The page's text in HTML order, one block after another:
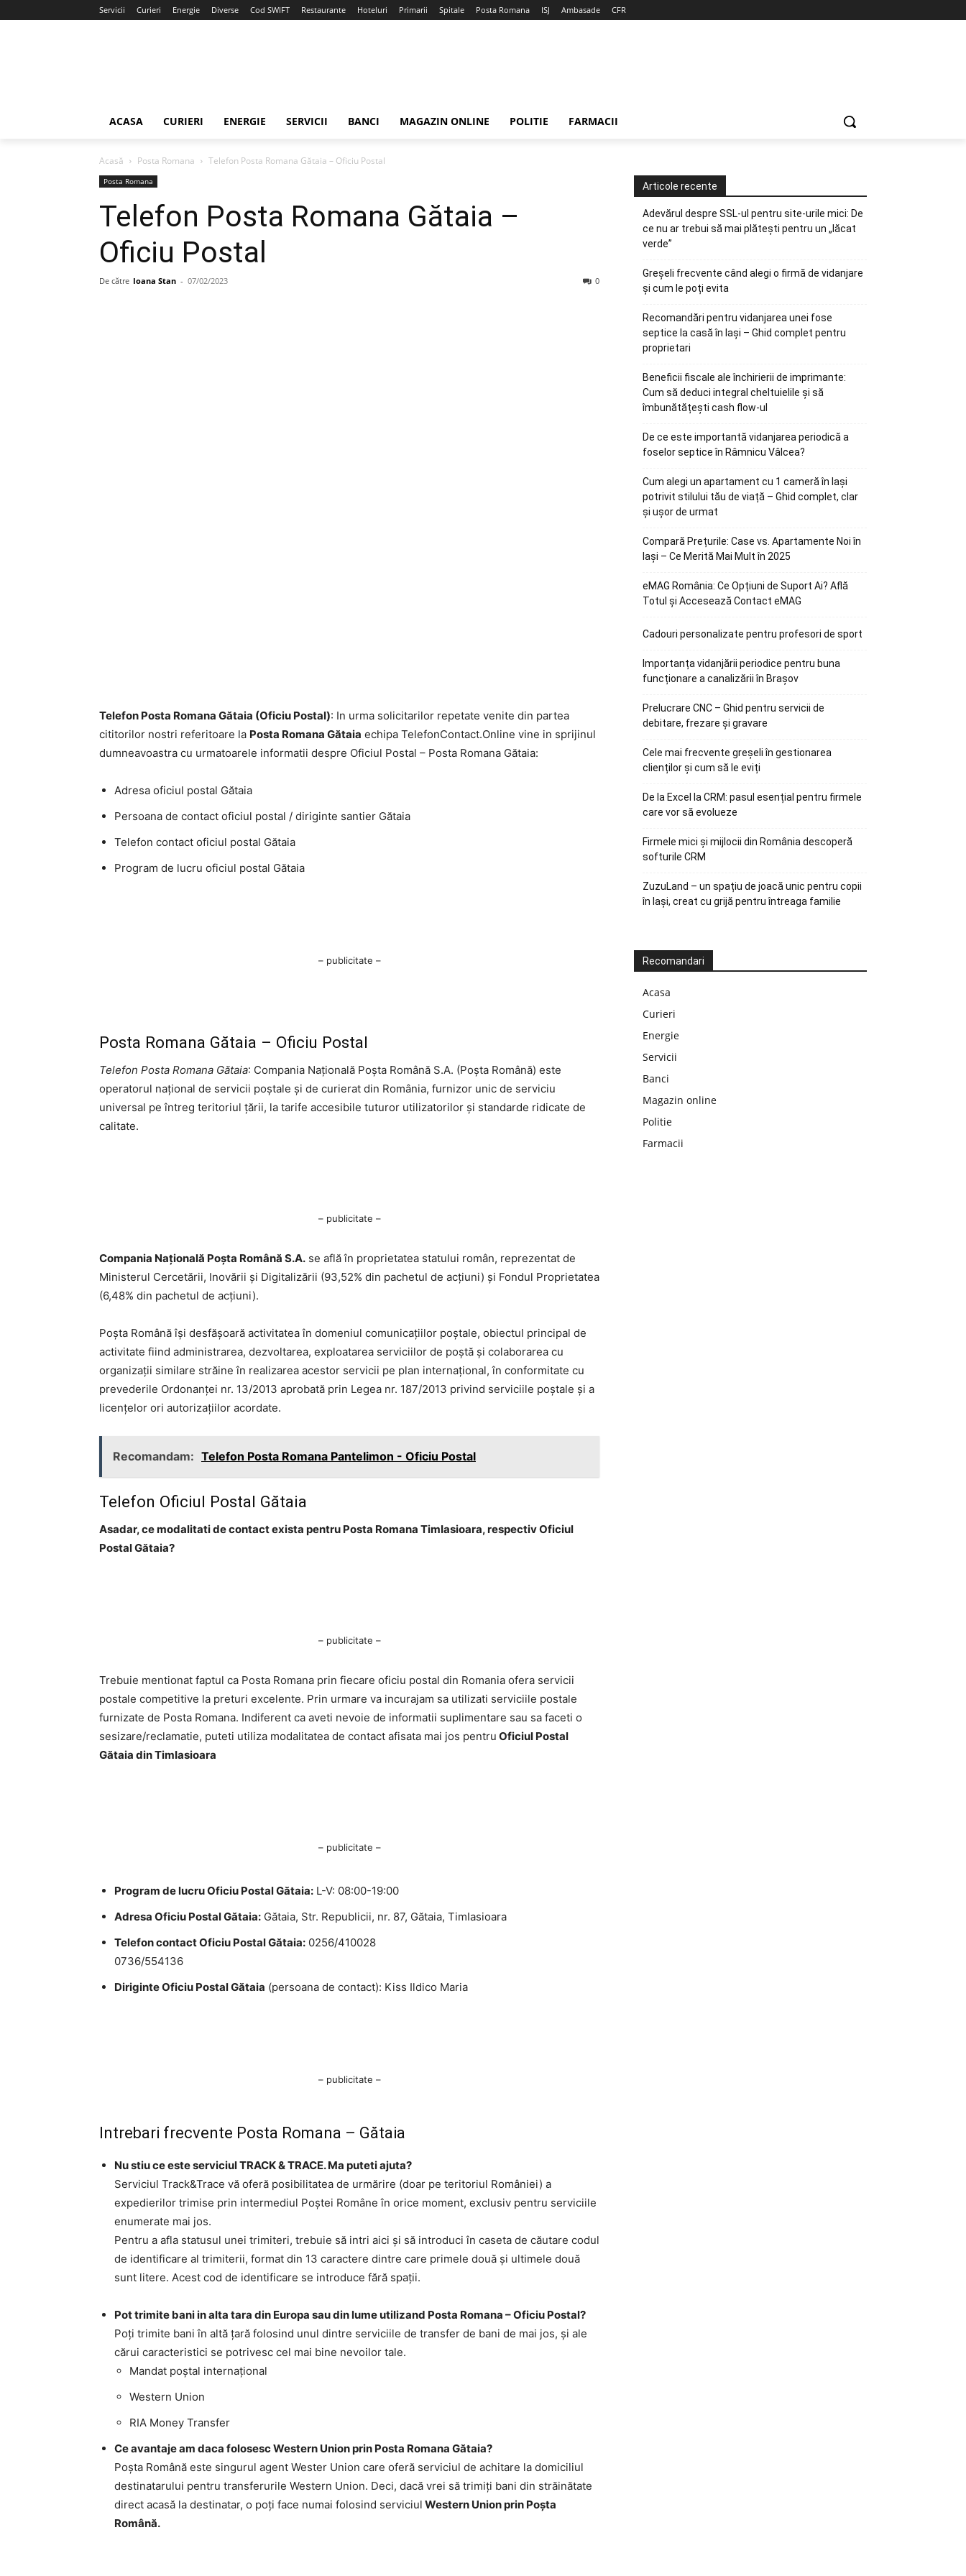
Servicii Curieri Energie Diverse Cod SWIFT Restaurante Hoteluri Primarii Spitale Posta Romana ISJ Ambasade CFR
ACASA CURIERI ENERGIE SERVICII BANCI MAGAZIN ONLINE POLITIE FARMACII
Acasă Posta Romana Telefon Posta Romana Gătaia – Oficiu Postal
Posta Romana
Telefon Posta Romana Gătaia –
Oficiu Postal
De către Ioana Stan - 07/02/2023 0
Telefon Posta Romana Gătaia (Oficiu Postal): In urma solicitarilor repetate venite din partea
cititorilor nostri referitoare la Posta Romana Gătaia echipa TelefonContact.Online vine in sprijinul
dumneavoastra cu urmatoarele informatii despre Oficiul Postal – Posta Romana Gătaia:
Adresa oficiul postal Gătaia
Persoana de contact oficiul postal / diriginte santier Gătaia
Telefon contact oficiul postal Gătaia
Program de lucru oficiul postal Gătaia
– publicitate –
Posta Romana Gătaia – Oficiu Postal
Telefon Posta Romana Gătaia: Compania Națională Poșta Română S.A. (Poșta Română) este
operatorul național de servicii poștale și de curierat din România, furnizor unic de serviciu
universal pe întreg teritoriul țării, la tarife accesibile tuturor utilizatorilor și standarde ridicate de
calitate.
– publicitate –
Compania Națională Poşta Română S.A. se află în proprietatea statului român, reprezentat de
Ministerul Cercetării, Inovării şi Digitalizării (93,52% din pachetul de acţiuni) şi Fondul Proprietatea
(6,48% din pachetul de acţiuni).
Poşta Română îşi desfăşoară activitatea în domeniul comunicaţiilor poştale, obiectul principal de
activitate fiind administrarea, dezvoltarea, exploatarea serviciilor de poştă şi colaborarea cu
organizaţii similare străine în realizarea acestor servicii pe plan internaţional, în conformitate cu
prevederile Ordonanţei nr. 13/2013 aprobată prin Legea nr. 187/2013 privind serviciile poştale şi a
licenţelor ori autorizaţiilor acordate.
Recomandam: Telefon Posta Romana Pantelimon - Oficiu Postal
Telefon Oficiul Postal Gătaia
Asadar, ce modalitati de contact exista pentru Posta Romana TimIasioara, respectiv Oficiul
Postal Gătaia?
– publicitate –
Trebuie mentionat faptul ca Posta Romana prin fiecare oficiu postal din Romania ofera servicii
postale competitive la preturi excelente. Prin urmare va incurajam sa utilizati serviciile postale
furnizate de Posta Romana. Indiferent ca aveti nevoie de informatii suplimentare sau sa faceti o
sesizare/reclamatie, puteti utiliza modalitatea de contact afisata mai jos pentru Oficiul Postal
Gătaia din TimIasioara
– publicitate –
Program de lucru Oficiu Postal Gătaia: L-V: 08:00-19:00
Adresa Oficiu Postal Gătaia: Gătaia, Str. Republicii, nr. 87, Gătaia, TimIasioara
Telefon contact Oficiu Postal Gătaia: 0256/410028
0736/554136
Diriginte Oficiu Postal Gătaia (persoana de contact): Kiss Ildico Maria
– publicitate –
Intrebari frecvente Posta Romana – Gătaia
Nu stiu ce este serviciul TRACK & TRACE. Ma puteti ajuta?
Serviciul Track&Trace vă oferă posibilitatea de urmărire (doar pe teritoriul României) a
expedierilor trimise prin intermediul Poştei Române în orice moment, exclusiv pentru serviciile
enumerate mai jos.
Pentru a afla statusul unei trimiteri, trebuie să intri aici şi să introduci în caseta de căutare codul
de identificare al trimiterii, format din 13 caractere dintre care primele două şi ultimele două
sunt litere. Acest cod de identificare se introduce fără spaţii.
Pot trimite bani in alta tara din Europa sau din lume utilizand Posta Romana – Oficiu Postal?
Poţi trimite bani în altă ţară folosind unul dintre serviciile de transfer de bani de mai jos, şi ale
cărui caracteristici se potrivesc cel mai bine nevoilor tale.
Mandat poştal internaţional
Western Union
RIA Money Transfer
Ce avantaje am daca folosesc Western Union prin Posta Romana Gătaia?
Poşta Română este singurul agent Wester Union care oferă serviciul de achitare la domiciliul
destinatarului pentru transferurile Western Union. Deci, dacă vrei să trimiţi bani din străinătate
direct acasă la destinatar, o poţi face numai folosind serviciul Western Union prin Poşta
Română.
Articole recente
Adevărul despre SSL-ul pentru site-urile mici: De
ce nu ar trebui să mai plătești pentru un „lăcat
verde”
Greșeli frecvente când alegi o firmă de vidanjare
și cum le poți evita
Recomandări pentru vidanjarea unei fose
septice la casă în Iași – Ghid complet pentru
proprietari
Beneficii fiscale ale închirierii de imprimante:
Cum să deduci integral cheltuielile și să
îmbunătățești cash flow-ul
De ce este importantă vidanjarea periodică a
foselor septice în Râmnicu Vâlcea?
Cum alegi un apartament cu 1 cameră în Iași
potrivit stilului tău de viață – Ghid complet, clar
și ușor de urmat
Compară Prețurile: Case vs. Apartamente Noi în
Iași – Ce Merită Mai Mult în 2025
eMAG România: Ce Opțiuni de Suport Ai? Află
Totul și Accesează Contact eMAG
Cadouri personalizate pentru profesori de sport
Importanța vidanjării periodice pentru buna
funcționare a canalizării în Brașov
Prelucrare CNC – Ghid pentru servicii de
debitare, frezare și gravare
Cele mai frecvente greșeli în gestionarea
clienților și cum să le eviți
De la Excel la CRM: pasul esențial pentru firmele
care vor să evolueze
Firmele mici și mijlocii din România descoperă
softurile CRM
ZuzuLand – un spațiu de joacă unic pentru copii
în Iași, creat cu grijă pentru întreaga familie
Recomandari
Acasa
Curieri
Energie
Servicii
Banci
Magazin online
Politie
Farmacii